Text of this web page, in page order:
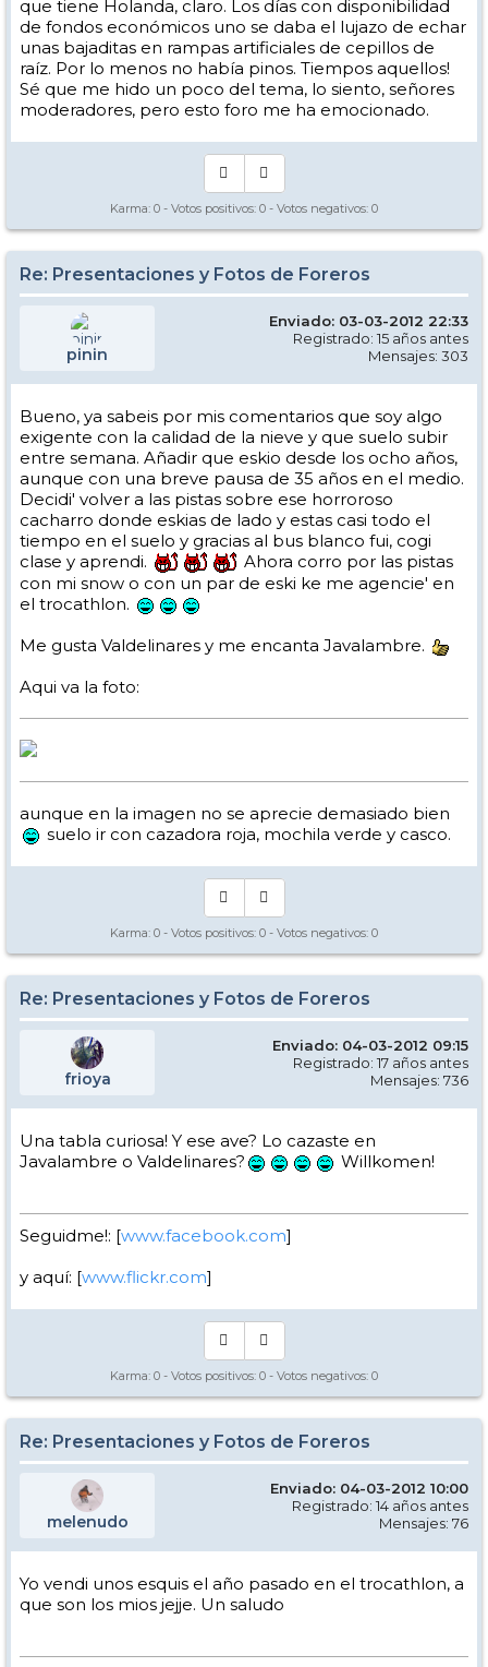
que tiene Holanda, claro. Los días con disponibilidad
de fondos económicos uno se daba el lujazo de echar
unas bajaditas en rampas artificiales de cepillos de
raíz. Por lo menos no había pinos. Tiempos aquellos!
Sé que me hido un poco del tema, lo siento, señores
moderadores, pero esto foro me ha emocionado.
Karma: 0 - Votos positivos: 0 - Votos negativos: 0
Re: Presentaciones y Fotos de Foreros
pinin
Enviado: 03-03-2012 22:33
Registrado: 15 años antes
Mensajes: 303
Bueno, ya sabeis por mis comentarios que soy algo
exigente con la calidad de la nieve y que suelo subir
entre semana. Añadir que eskio desde los ocho años,
aunque con una breve pausa de 35 años en el medio.
Decidi' volver a las pistas sobre ese horroroso
cacharro donde eskias de lado y estas casi todo el
tiempo en el suelo y gracias al bus blanco fui, cogi
clase y aprendi.
Ahora corro por las pistas
con mi snow o con un par de eski ke me agencie' en
el trocathlon.
Me gusta Valdelinares y me encanta Javalambre.
Aqui va la foto:
aunque en la imagen no se aprecie demasiado bien
suelo ir con cazadora roja, mochila verde y casco.
Karma: 0 - Votos positivos: 0 - Votos negativos: 0
Re: Presentaciones y Fotos de Foreros
frioya
Enviado: 04-03-2012 09:15
Registrado: 17 años antes
Mensajes: 736
Una tabla curiosa! Y ese ave? Lo cazaste en
Javalambre o Valdelinares?
Willkomen!
Seguidme!: [www.facebook.com]
y aquí: [www.flickr.com]
Karma: 0 - Votos positivos: 0 - Votos negativos: 0
Re: Presentaciones y Fotos de Foreros
melenudo
Enviado: 04-03-2012 10:00
Registrado: 14 años antes
Mensajes: 76
Yo vendi unos esquis el año pasado en el trocathlon, a
que son los mios jejje. Un saludo